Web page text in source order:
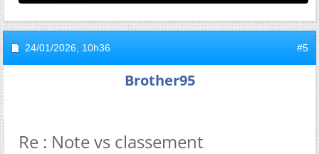
24/01/2026, 10h36 #5
Brother95
Re : Note vs classement